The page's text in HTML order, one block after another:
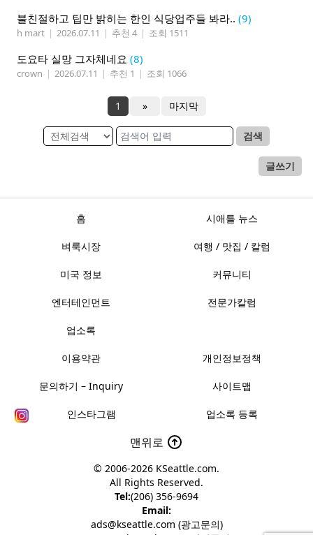
불친절하고 팁만 밝히는 한인 식당업주들 봐라.. (9)
h mart | 2026.07.11 | 추천 4 | 조회 1511
도요타 실망 그자체네요 (8)
crown | 2026.07.11 | 추천 1 | 조회 1066
1 » 마지막
검색
글쓰기
홈 시애틀 뉴스
벼룩시장 여행 / 맛집 / 칼럼
미국 정보 커뮤니티
엔터테인먼트 전문가칼럼
업소록
이용약관 개인정보정책
문의하기 – Inquiry 사이트맵
인스타그램 업소록 등록
맨위로
© 2006-2026 KSeattle.com.
All Rights Reserved.
Tel:(206) 356-9694
Email:
ads@kseattle.com (광고문의)